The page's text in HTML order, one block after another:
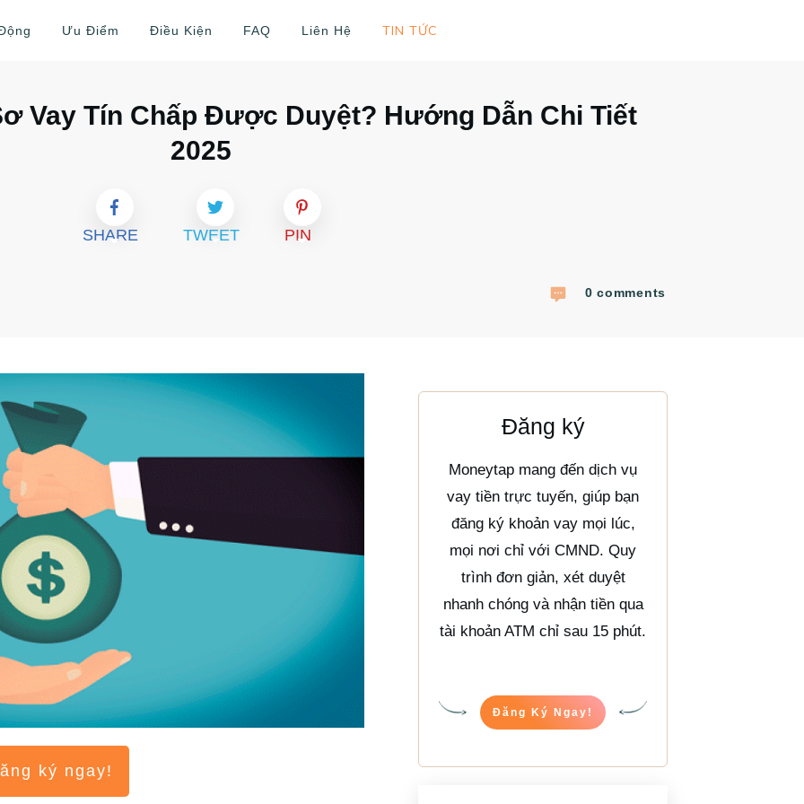
Ưu Điểm Điều Kiện FAQ Liên Hệ TIN TỨC
Vay Tín Chấp Được Duyệt? Hướng Dẫn Chi Tiết
2025
SHARE TWEET PIN
0 comments
ký ngay!
Đăng ký
Moneytap mang đến dịch vụ
vay tiền trực tuyến, giúp bạn
đăng ký khoản vay mọi lúc,
mọi nơi chỉ với CMND. Quy
trình đơn giản, xét duyệt
nhanh chóng và nhận tiền qua
tài khoản ATM chỉ sau 15 phút.
Đăng Ký Ngay!